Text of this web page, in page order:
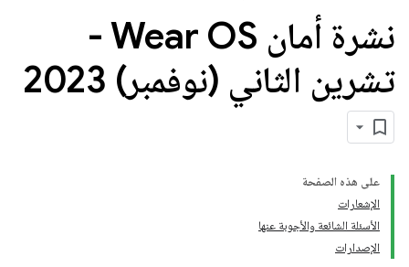
نشرة أمان Wear OS‏ -
تشرين الثاني (نوفمبر) 2023
على هذه الصفحة
الإشعارات
الأسئلة الشائعة والأجوبة عنها
الإصدارات